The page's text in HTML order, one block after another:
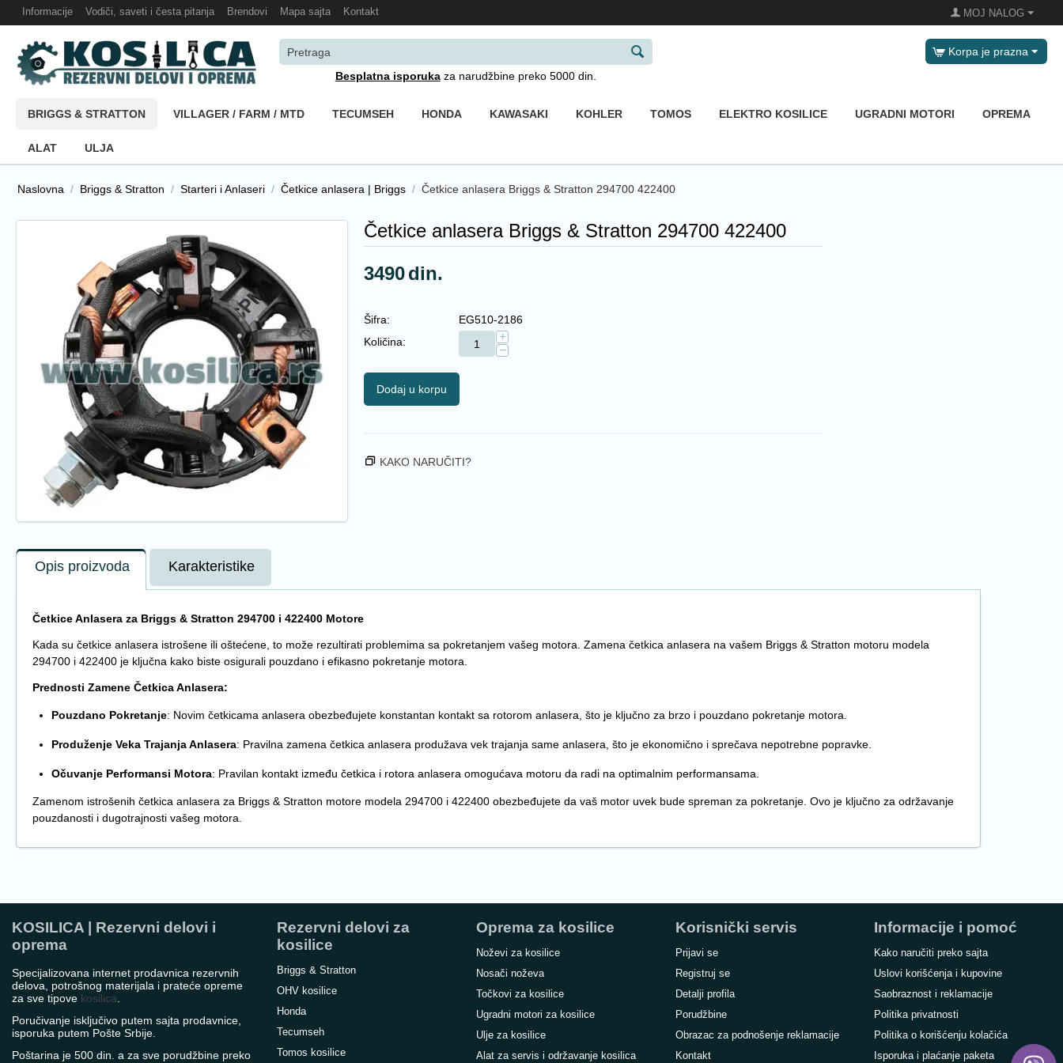
Informacije Vodiči, saveti i česta pitanja Brendovi Mapa sajta Kontakt MOJ NALOG
Besplatna isporukaza narudžbine preko 5000 din.
Korpa je prazna
BRIGGS & STRATTON VILLAGER / FARM / MTD TECUMSEH HONDA KAWASAKI KOHLER TOMOS ELEKTRO KOSILICE UGRADNI MOTORI OPREMA
ALAT ULJA
Naslovna / Briggs & Stratton / Starteri i Anlaseri / Četkice anlasera | Briggs / Četkice anlasera Briggs & Stratton 294700 422400
Četkice anlasera Briggs & Stratton 294700 422400
3490din.
Šifra:
EG510-2186
Količina:
+
−
Dodaj u korpu
KAKO NARUČITI?
Opis proizvoda Karakteristike
Četkice Anlasera za Briggs & Stratton 294700 i 422400 Motore
Kada su četkice anlasera istrošene ili oštećene, to može rezultirati problemima sa pokretanjem vašeg motora. Zamena četkica anlasera na vašem Briggs & Stratton motoru modela
294700 i 422400 je ključna kako biste osigurali pouzdano i efikasno pokretanje motora.
Prednosti Zamene Četkica Anlasera:
Pouzdano Pokretanje: Novim četkicama anlasera obezbeđujete konstantan kontakt sa rotorom anlasera, što je ključno za brzo i pouzdano pokretanje motora.
Produženje Veka Trajanja Anlasera: Pravilna zamena četkica anlasera produžava vek trajanja same anlasera, što je ekonomično i sprečava nepotrebne popravke.
Očuvanje Performansi Motora: Pravilan kontakt između četkica i rotora anlasera omogućava motoru da radi na optimalnim performansama.
Zamenom istrošenih četkica anlasera za Briggs & Stratton motore modela 294700 i 422400 obezbeđujete da vaš motor uvek bude spreman za pokretanje. Ovo je ključno za održavanje
pouzdanosti i dugotrajnosti vašeg motora.
KOSILICA | Rezervni delovi i
oprema
Specijalizovana internet prodavnica rezervnih
delova, potrošnog materijala i prateće opreme
za sve tipove kosilica
Poručivanje isključivo putem sajta prodavnice,
isporuka putem Pošte Srbije.
Poštarina je 500 din. a za sve porudžbine preko
Rezervni delovi za
kosilice
Briggs & Stratton
OHV kosilice
Honda
Tecumseh
Tomos kosilice
Oprema za kosilice
Noževi za kosilice
Nosači noževa
Točkovi za kosilice
Ugradni motori za kosilice
Ulje za kosilice
Alat za servis i održavanje kosilica
Korisnički servis
Prijavi se
Registruj se
Detalji profila
Porudžbine
Obrazac za podnošenje reklamacije
Kontakt
Informacije i pomoć
Kako naručiti preko sajta
Uslovi korišćenja i kupovine
Saobraznost i reklamacije
Politika privatnosti
Politika o korišćenju kolačića
Isporuka i plaćanje paketa